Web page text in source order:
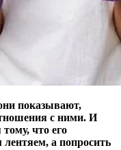
показывают,
с ними. И
тому, что его
а попросить